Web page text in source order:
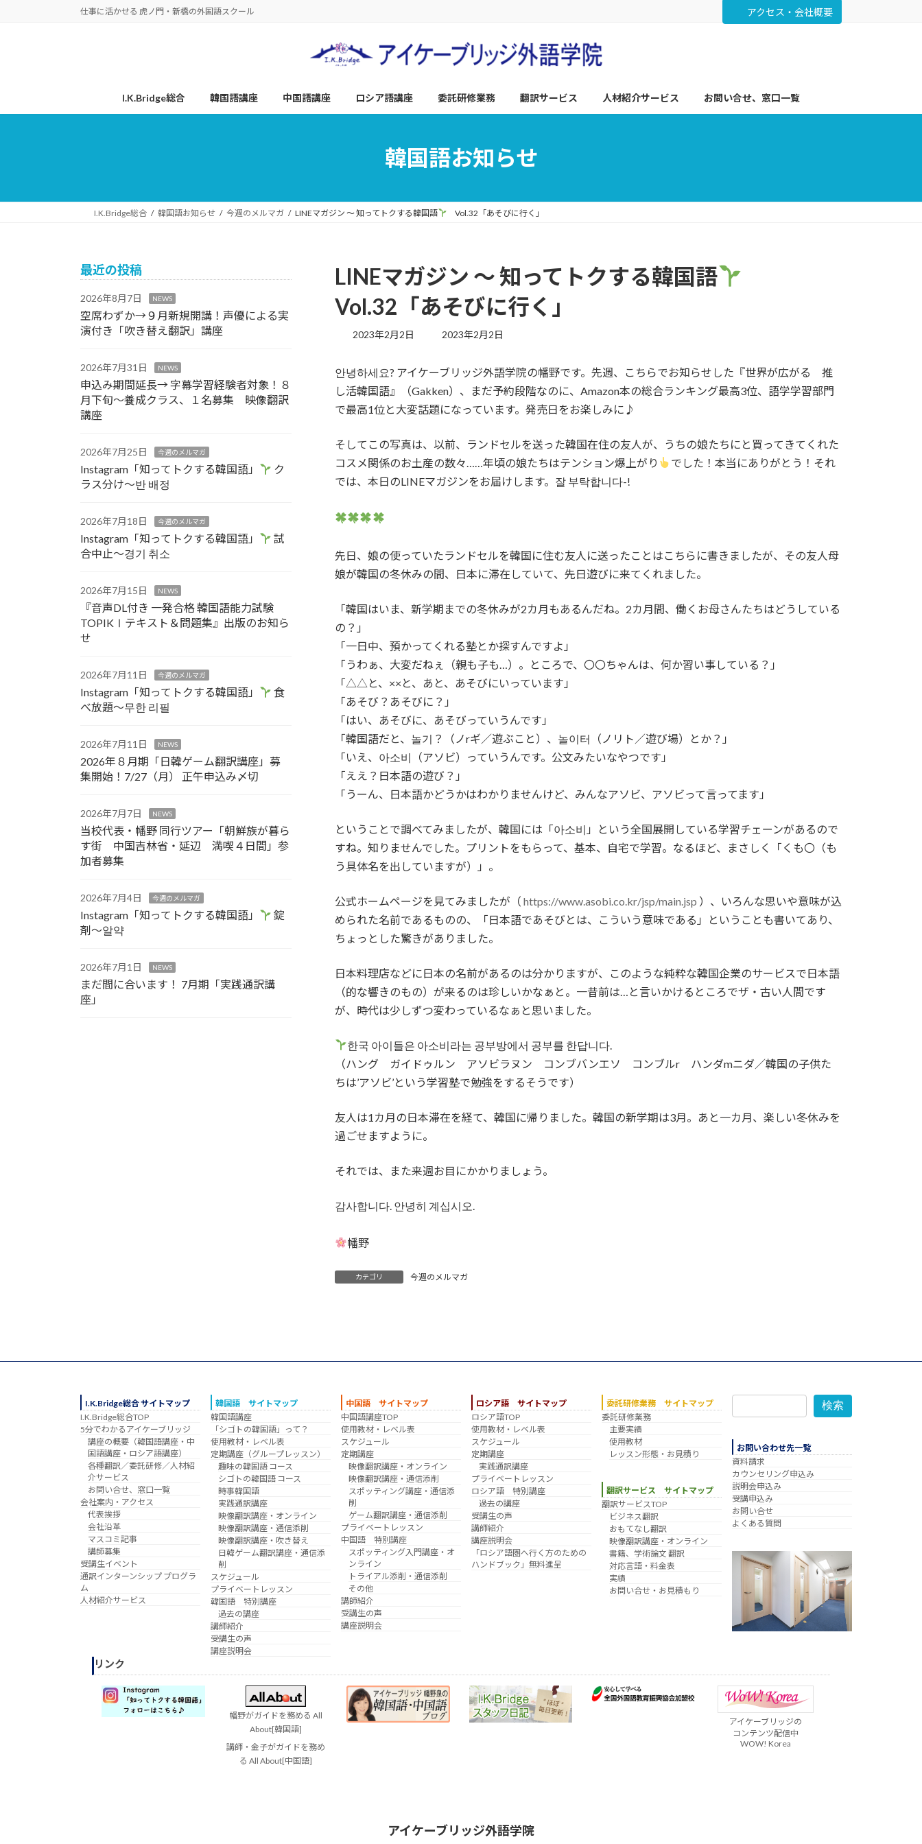
仕事に活かせる 虎ノ門・新橋の外国語スクール アクセス・会社概要
I.K.Bridge総合 韓国語講座 中国語講座 ロシア語講座 委託研修業務 翻訳サービス 人材紹介サービス お問い合せ、窓口一覧
韓国語お知らせ
I.K.Bridge総合 韓国語お知らせ 今週のメルマガ LINEマガジン ～ 知ってトクする韓国語 Vol.32「あそびに行く」
LINEマガジン ～ 知ってトクする韓国語
Vol.32「あそびに行く」
2023年2月2日
最
新
日
時
:
2023年2月2日
안녕하세요? アイケーブリッジ外語学院の幡野です。先週、こちらでお知らせした『世界が広がる 推
し活韓国語』（Gakken）、まだ予約段階なのに、Amazon本の総合ランキング最高3位、語学学習部門
で最高1位と大変話題になっています。発売日をお楽しみに♪
そしてこの写真は、以前、ランドセルを送った韓国在住の友人が、うちの娘たちにと買ってきてくれた
コスメ関係のお土産の数々……年頃の娘たちはテンション爆上がり
でした！本当にありがとう！それ
では、本日のLINEマガジンをお届けします。잘 부탁합니다-!
先日、娘の使っていたランドセルを韓国に住む友人に送ったことはこちらに書きましたが、その友人母
娘が韓国の冬休みの間、日本に滞在していて、先日遊びに来てくれました。
「韓国はいま、新学期までの冬休みが2カ月もあるんだね。2カ月間、働くお母さんたちはどうしている
の？」
「一日中、預かってくれる塾とか探すんですよ」
「うわぁ、大変だねぇ（親も子も…）。ところで、〇〇ちゃんは、何か習い事している？」
「△△と、××と、あと、あそびにいっています」
「あそび？あそびに？」
「はい、あそびに、あそびっていうんです」
「韓国語だと、놀기？（ノrギ／遊ぶこと）、놀이터（ノリト／遊び場）とか？」
「いえ、아소비（アソビ）っていうんです。公文みたいなやつです」
「ええ？日本語の遊び？」
「うーん、日本語かどうかはわかりませんけど、みんなアソビ、アソビって言ってます」
ということで調べてみましたが、韓国には「아소비」という全国展開している学習チェーンがあるので
すね。知りませんでした。プリントをもらって、基本、自宅で学習。なるほど、まさしく「くも〇（も
う具体名を出していますが）」。
公式ホームページを見てみましたが（ https://www.asobi.co.kr/jsp/main.jsp ）、いろんな思いや意味が込
められた名前であるものの、「日本語であそびとは、こういう意味である」ということも書いてあり、
ちょっとした驚きがありました。
日本料理店などに日本の名前があるのは分かりますが、このような純粋な韓国企業のサービスで日本語
（的な響きのもの）が来るのは珍しいかなぁと。一昔前は…と言いかけるところでザ・古い人間です
が、時代は少しずつ変わっているなぁと思いました。
한국 아이들은 아소비라는 공부방에서 공부를 한답니다.
（ハング ガイドゥルン アソビラヌン コンブバンエソ コンブルr ハンダmニダ／韓国の子供た
ちは’アソビ’という学習塾で勉強をするそうです）
友人は1カ月の日本滞在を経て、韓国に帰りました。韓国の新学期は3月。あと一カ月、楽しい冬休みを
過ごせますように。
それでは、また来週お目にかかりましょう。
감사합니다. 안녕히 계십시오.
幡野
カテゴリ 今週のメルマガ
最近の投稿
2026年8月7日 NEWS
空席わずか→９月新規開講！声優による実
演付き「吹き替え翻訳」講座
2026年7月31日 NEWS
申込み期間延長→ 字幕学習経験者対象！８
月下旬～養成クラス、１名募集 映像翻訳
講座
2026年7月25日 今週のメルマガ
Instagram「知ってトクする韓国語」
ク
ラス分け～반 배정
2026年7月18日 今週のメルマガ
Instagram「知ってトクする韓国語」
試
合中止～경기 취소
2026年7月15日 NEWS
『音声DL付き 一発合格 韓国語能力試験
TOPIKⅠテキスト＆問題集』出版のお知ら
せ
2026年7月11日 今週のメルマガ
Instagram「知ってトクする韓国語」
食
べ放題～무한 리필
2026年7月11日 NEWS
2026年８月期「日韓ゲーム翻訳講座」募
集開始！7/27（月） 正午申込み〆切
2026年7月7日 NEWS
当校代表・幡野 同行ツアー「朝鮮族が暮ら
す街 中国吉林省・延辺 満喫４日間」参
加者募集
2026年7月4日 今週のメルマガ
Instagram「知ってトクする韓国語」
錠
剤～알약
2026年7月1日 NEWS
まだ間に合います！ 7月期「実践通訳講
座」
I.K.Bridge総合 サイトマップ
I.K.Bridge総合TOP
5分でわかるアイケーブリッジ
講座の概要（韓国語講座・中
国語講座・ロシア語講座）
各種翻訳／委託研修／人材紹
介サービス
お問い合せ、窓口一覧
会社案内・アクセス
代表挨拶
会社沿革
マスコミ記事
講師募集
受講生イベント
通訳インターンシップ プログラ
ム
人材紹介サービス
韓国語 サイトマップ
韓国語講座
「シゴトの韓国語」って？
使用教材・レベル表
定期講座（グループレッスン）
趣味の韓国語 コース
シゴトの韓国語 コース
時事韓国語
実践通訳講座
映像翻訳講座・オンライン
映像翻訳講座・通信添削
映像翻訳講座・吹き替え
日韓ゲーム翻訳講座・通信添
削
スケジュール
プライベートレッスン
韓国語 特別講座
過去の講座
講師紹介
受講生の声
講座説明会
中国語 サイトマップ
中国語講座TOP
使用教材・レベル表
スケジュール
定期講座
映像翻訳講座・オンライン
映像翻訳講座・通信添削
スポッティング講座・通信添
削
ゲーム翻訳講座・通信添削
プライベートレッスン
中国語 特別講座
スポッティング入門講座・オ
ンライン
トライアル添削・通信添削
その他
講師紹介
受講生の声
講座説明会
ロシア語 サイトマップ
ロシア語TOP
使用教材・レベル表
スケジュール
定期講座
実践通訳講座
プライベートレッスン
ロシア語 特別講座
過去の講座
受講生の声
講師紹介
講座説明会
「ロシア語圏へ行く方のための
ハンドブック」無料進呈
委託研修業務 サイトマップ
委託研修業務
主要実績
使用教材
レッスン形態・お見積り
翻訳サービス サイトマップ
翻訳サービスTOP
ビジネス翻訳
おもてなし翻訳
映像翻訳講座・オンライン
書籍、学術論文 翻訳
対応言語・料金表
実績
お問い合せ・お見積もり
検索
お問い合わせ先一覧
資料請求
カウンセリング申込み
説明会申込み
受講申込み
お問い合せ
よくある質問
リンク
幡野がガイドを務める All
About[韓国語]
講師・金子がガイドを務め
る All About[中国語]
アイケーブリッジの
コンテンツ配信中
WOW! Korea
アイケーブリッジ外語学院